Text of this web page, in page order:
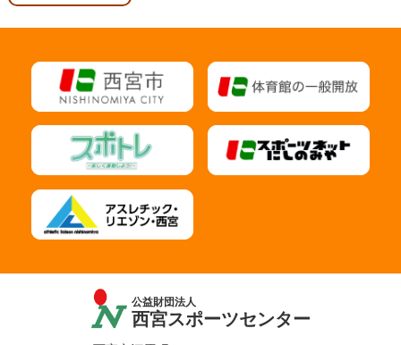
公益財団法人
西宮スポーツセンター